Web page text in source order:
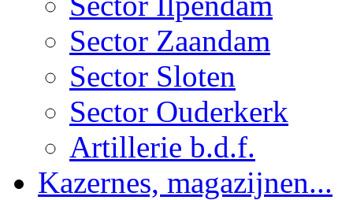
Sector Zaandam
Sector Sloten
Sector Ouderkerk
Artillerie b.d.f.
Kazernes, magazijnen...